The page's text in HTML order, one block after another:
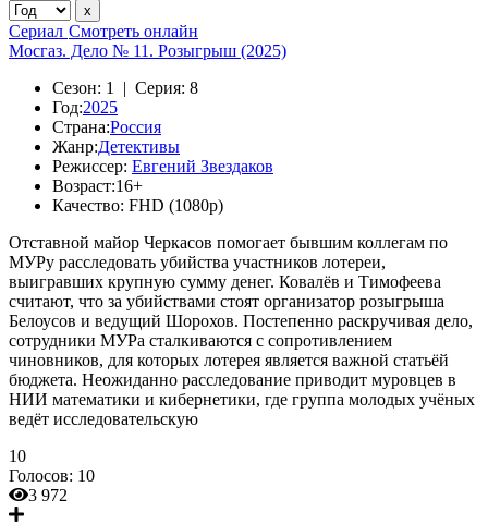
Сериал Смотреть онлайн
Мосгаз. Дело № 11. Розыгрыш (2025)
Сезон: 1 | Серия: 8
Год:2025
Страна:Россия
Жанр:Детективы
Режиссер: Евгений Звездаков
Возраст:16+
Качество: FHD (1080p)
Отставной майор Черкасов помогает бывшим коллегам по
МУРу расследовать убийства участников лотереи,
выигравших крупную сумму денег. Ковалёв и Тимофеева
считают, что за убийствами стоят организатор розыгрыша
Белоусов и ведущий Шорохов. Постепенно раскручивая дело,
сотрудники МУРа сталкиваются с сопротивлением
чиновников, для которых лотерея является важной статьёй
бюджета. Неожиданно расследование приводит муровцев в
НИИ математики и кибернетики, где группа молодых учёных
ведёт исследовательскую
10
Голосов: 10
3 972